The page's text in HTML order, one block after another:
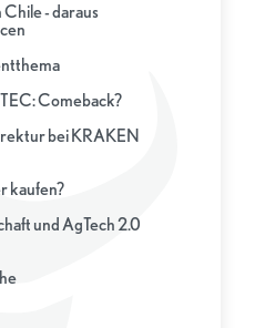
- daraus
Comeback?
bei KRAKEN
kaufen?
und AgTech 2.0